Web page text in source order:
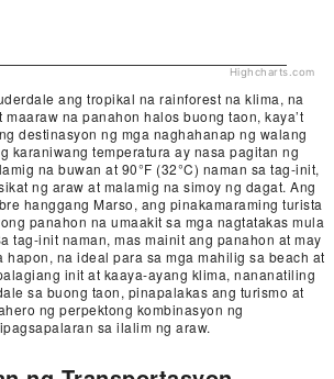
Highcharts.com
ang tropikal na rainforest na klima, na
na panahon halos buong taon, kaya’t
destinasyon ng mga naghahanap ng walang
karaniwang temperatura ay nasa pagitan ng
na buwan at 90°F (32°C) naman sa tag-init,
ng araw at malamig na simoy ng dagat. Ang
hanggang Marso, ang pinakamaraming turista
panahon na umaakit sa mga nagtatakas mula
tag-init naman, mas mainit ang panahon at may
hapon, na ideal para sa mga mahilig sa beach at
init at kaaya-ayang klima, nananatiling
sa buong taon, pinapalakas ang turismo at
ng perpektong kombinasyon ng
sa ilalim ng araw.